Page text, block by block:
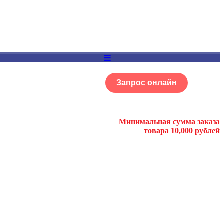
Запрос онлайн
Минимальная сумма заказа
товара 10,000 рублей